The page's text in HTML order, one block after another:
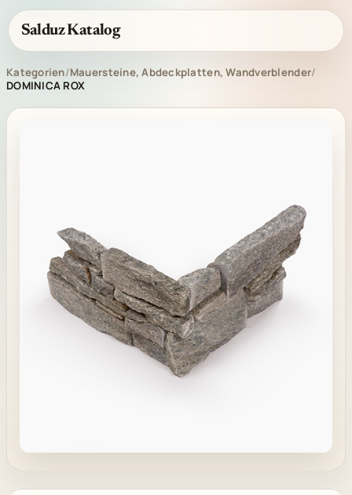
Salduz Katalog
Kategorien/Mauersteine, Abdeckplatten, Wandverblender/
DOMINICA ROX